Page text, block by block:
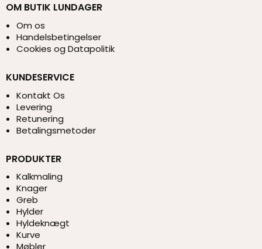
OM BUTIK LUNDAGER
Om os
Handelsbetingelser
Cookies og Datapolitik
KUNDESERVICE
Kontakt Os
Levering
Retunering
Betalingsmetoder
PRODUKTER
Kalkmaling
Knager
Greb
Hylder
Hyldeknægt
Kurve
Møbler